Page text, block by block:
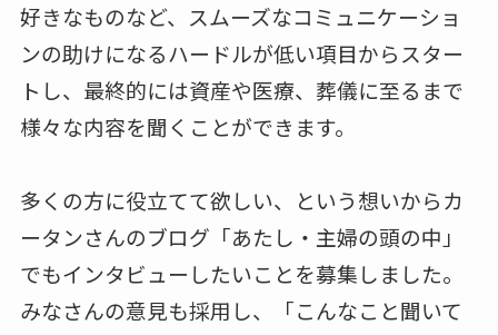
好きなものなど、スムーズなコミュニケーショ
ンの助けになるハードルが低い項目からスター
トし、最終的には資産や医療、葬儀に至るまで
様々な内容を聞くことができます。
多くの方に役立てて欲しい、という想いからカ
ータンさんのブログ「あたし・主婦の頭の中」
でもインタビューしたいことを募集しました。
みなさんの意見も採用し、「こんなこと聞いて